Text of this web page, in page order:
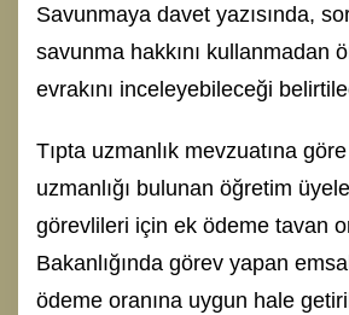
Savunmaya davet yazısında,
savunma hakkını kullanmadan
evrakını inceleyebileceği
Tıpta uzmanlık mevzuatına
uzmanlığı bulunan öğretim
görevlileri için ek ödeme tavan
Bakanlığında görev yapan
ödeme oranına uygun hale